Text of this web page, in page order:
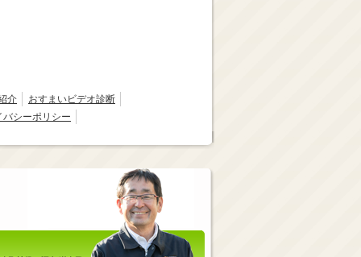
介
おすまいビデオ診断
バシーポリシー